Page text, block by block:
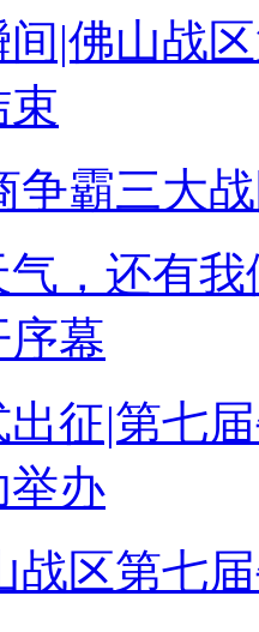
|佛山战
争霸三大
，还有
幕
征|第七
举办
战区第七